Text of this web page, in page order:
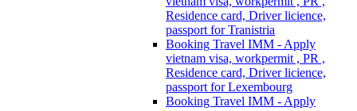
Residence card, Driver licience,
passport for Tranistria
Booking Travel IMM - Apply
vietnam visa, workpermit , PR ,
Residence card, Driver licience,
passport for Lexembourg
Booking Travel IMM - Apply